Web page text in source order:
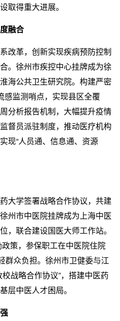
取得重大进展。
融合
革，创新实现疾病预防控制
。徐州市疾控中心挂牌成为徐
海公共卫生研究院。构建严密
感监测哨点，实现县区全覆
分析报告机制，大幅提升疫情
督员派驻制度，推动医疗机构
现“人员通、信息通、资源
学签署战略合作协议，共建
州市中医院挂牌成为上海中医
，联合建设国医大师工作站。
策，参保职工在中医院住院
群众负担。徐州市卫健委与江
战略合作协议”，搭建中医药
层中医人才困局。